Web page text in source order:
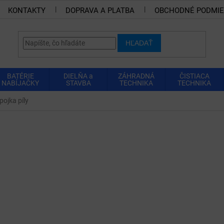
KONTAKTY DOPRAVA A PLATBA OBCHODNÉ
HĽADAŤ
BATÉRIE
NABÍJAČKY
DIELŇA a
STAVBA
ZÁHRADNÁ
TECHNIKA
ČISTIACA
TECHNIKA
píly